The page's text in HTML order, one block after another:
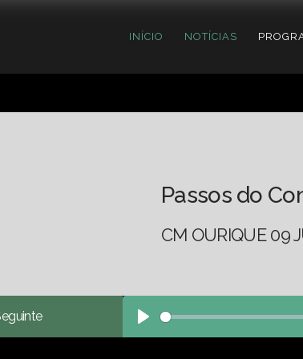
INÍCIO NOTÍCIAS
Passos do
CM OURIQUE 09
Play